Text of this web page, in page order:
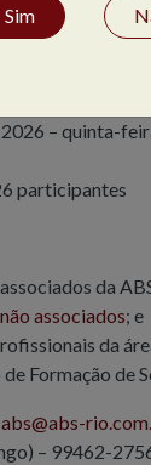
– quinta-
participantes
da
não associados; e
da
Formação de
abs@abs-
– 99462-
Sim